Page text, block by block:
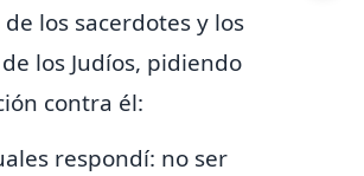
los sacerdotes y los
los Judíos, pidiendo
contra él:
respondí: no ser